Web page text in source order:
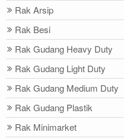
Rak Arsip
Rak Besi
Rak Gudang Heavy Duty
Rak Gudang Light Duty
Rak Gudang Medium Duty
Rak Gudang Plastik
Rak Minimarket